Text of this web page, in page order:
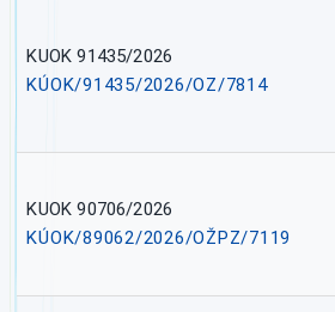
KUOK 91435/2026
KÚOK/91435/2026/OZ/7814
KUOK 90706/2026
KÚOK/89062/2026/OŽPZ/7119